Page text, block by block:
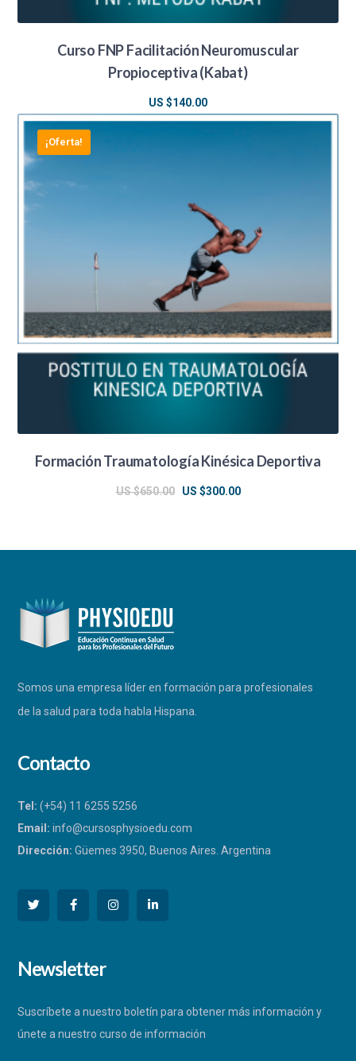
Curso FNP Facilitación Neuromuscular
Propioceptiva (Kabat)
US $140.00
¡Oferta!
Formación Traumatología Kinésica Deportiva
US $650.00
El
US $300.00El
Somos una empresa líder en formación para profesionales
de la salud para toda habla Hispana.
Respondemos a la brevedad
Contacto
Tel: (+54) 11 6255 5256
Email: info@cursosphysioedu.com
Dirección: Güemes 3950, Buenos Aires. Argentina
Newsletter
Suscríbete a nuestro boletín para obtener más información y
únete a nuestro curso de información